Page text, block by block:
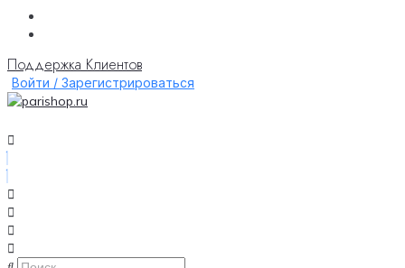
Поддержка Клиентов
Войти / Зарегистрироваться